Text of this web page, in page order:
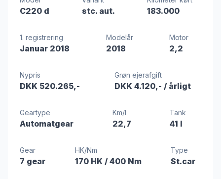
C220 d stc. aut. 183.000
1. registrering
Januar 2018
Modelår
2018
Motor
2,2
Nypris
DKK 520.265,-
Grøn ejerafgift
DKK 4.120,- / årligt
Geartype
Automatgear
Km/l
22,7
Tank
41 l
Gear
7 gear
HK/Nm
170 HK / 400 Nm
Type
St.car